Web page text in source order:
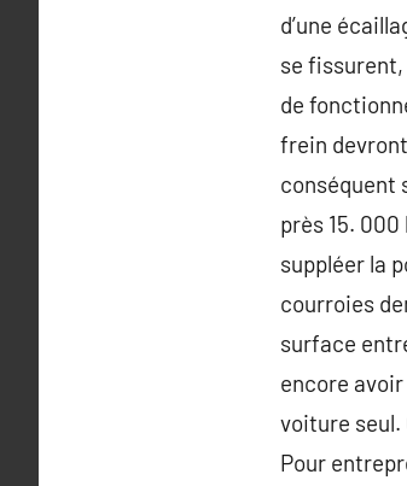
d’une
se
de
frein
conséquent
près 15.
suppléer la
courroies
surface
encore
voiture seul.
Pour